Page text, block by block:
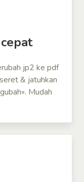
jp2 ke pdf
& jatuhkan
Mudah